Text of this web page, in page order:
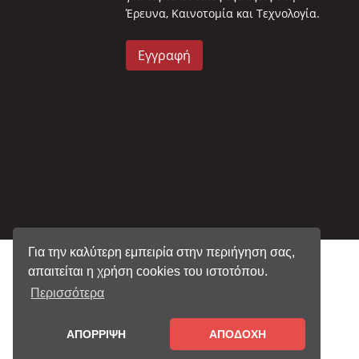
Για την καλύτερη εμπειρία στην περιήγηση σας,
απαιτείται η χρήση cookies του ιστοτόπου.
Περισσότερα
ΑΠΟΡΡΙΨΗ ΑΠΟΔΟΧΗ
Έρευνα, Καινοτομία και Τεχνολογία.
Εγγραφή